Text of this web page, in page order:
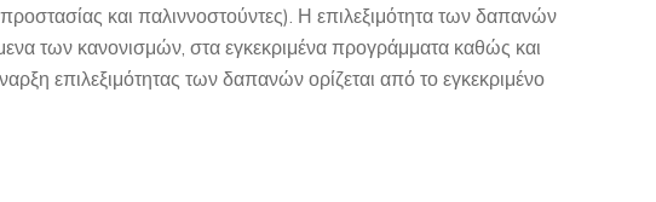
και παλιννοστούντες). Η επιλεξιμότητα των δαπανών
των κανονισμών, στα εγκεκριμένα προγράμματα καθώς και
επιλεξιμότητας των δαπανών ορίζεται από το εγκεκριμένο